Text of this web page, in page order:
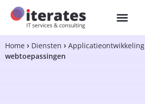
Home Diensten Applicatieontwikkeling
webtoepassingen